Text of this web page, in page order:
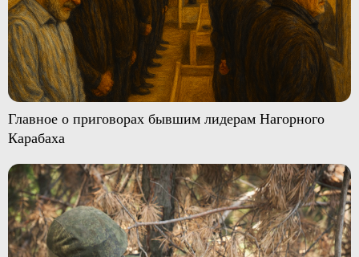
Главное о приговорах бывшим лидерам Нагорного
Карабаха